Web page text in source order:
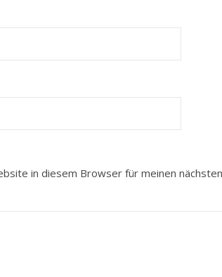
in diesem Browser für meinen